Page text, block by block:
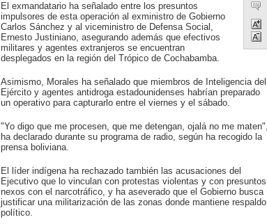
El exmandatario ha señalado entre los presuntos
impulsores de esta operación al exministro de Gobierno
Carlos Sánchez y al viceministro de Defensa Social,
Ernesto Justiniano, asegurando además que efectivos
militares y agentes extranjeros se encuentran
desplegados en la región del Trópico de Cochabamba.
Asimismo, Morales ha señalado que miembros de Inteligencia del
Ejército y agentes antidroga estadounidenses habrían preparado
un operativo para capturarlo entre el viernes y el sábado.
"Yo digo que me procesen, que me detengan, ojalá no me
ha declarado durante su programa de radio, según ha recogido la
prensa boliviana.
El líder indígena ha rechazado también las acusaciones del
Ejecutivo que lo vinculan con protestas violentas y con presuntos
nexos con el narcotráfico, y ha aseverado que el Gobierno busca
justificar una militarización de las zonas donde mantiene respaldo
político.